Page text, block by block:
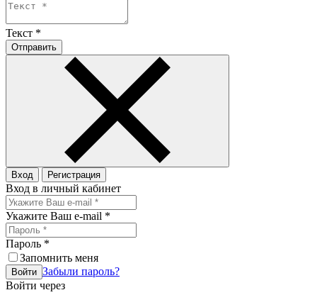
Текст *
Отправить
Вход Регистрация
Вход в личный кабинет
Укажите Ваш e-mail *
Пароль *
Запомнить меня
Войти Забыли пароль?
Войти через